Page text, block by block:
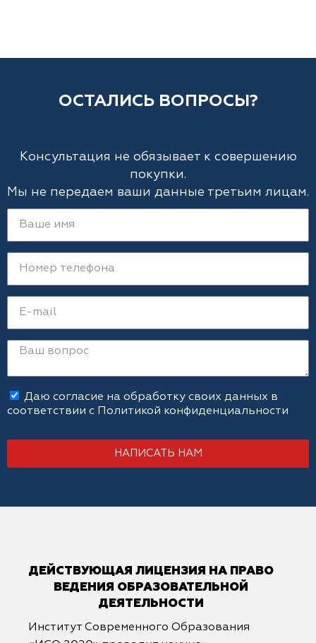
ОСТАЛИСЬ ВОПРОСЫ?
Консультация не обязывает к совершению
покупки.
Мы не передаем ваши данные третьим лицам.
Даю согласие на обработку своих данных в
соответствии с Политикой конфиденциальности
НАПИСАТЬ НАМ
ДЕЙСТВУЮЩАЯ ЛИЦЕНЗИЯ НА ПРАВО
ВЕДЕНИЯ ОБРАЗОВАТЕЛЬНОЙ
ДЕЯТЕЛЬНОСТИ
Институт Современного Образования